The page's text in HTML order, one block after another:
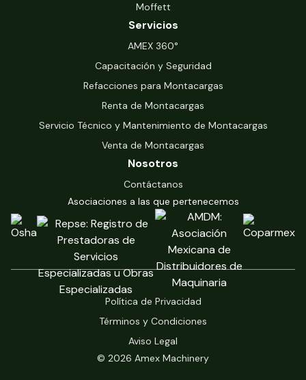
Moffett
Servicios
‍AMEX 360°
Capacitación y Seguridad
Refacciones para Montacargas
Renta de Montacargas
Servicio Técnico y Mantenimiento de Montacargas
Venta de Montacargas
Nosotros
Contáctanos
Asociaciones a las que pertenecemos
© 2026 Amex Machinery
Política de Privacidad
Términos y Condiciones
Aviso Legal